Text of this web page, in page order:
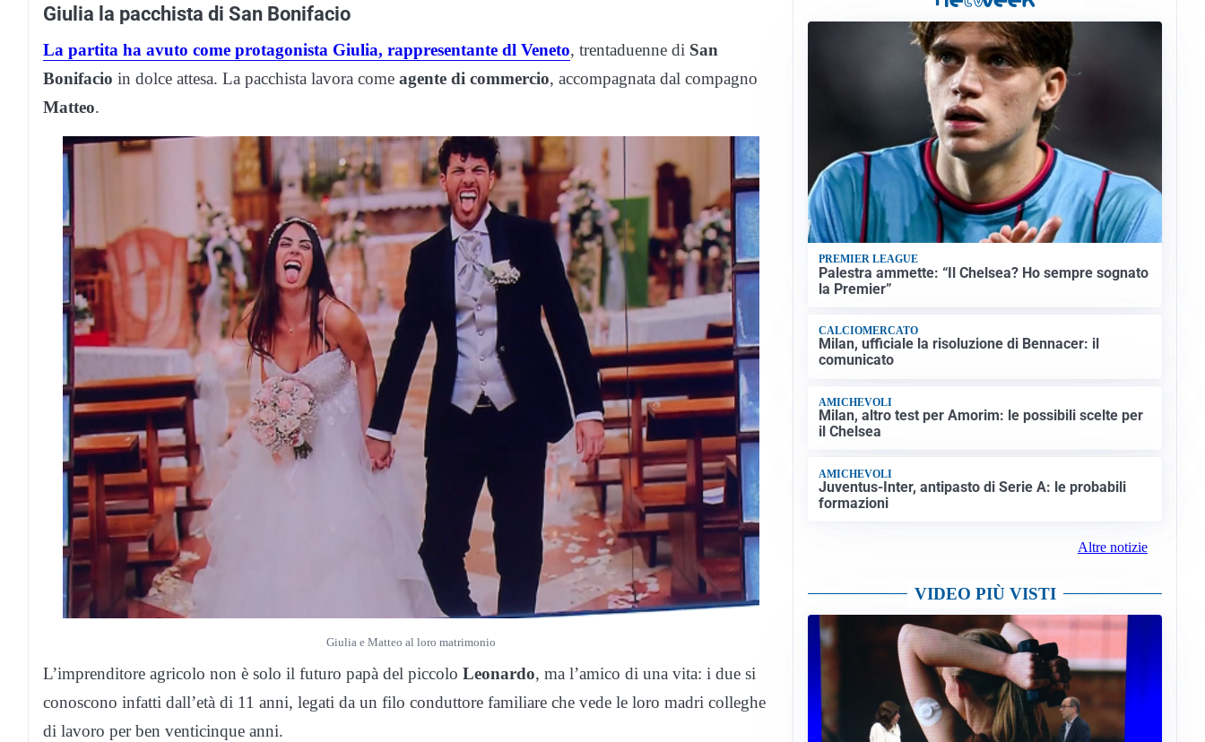
Giulia la pacchista di San Bonifacio
La partita ha avuto come protagonista Giulia, rappresentante dl Veneto, trentaduenne di San
Bonifacio in dolce attesa. La pacchista lavora come agente di commercio, accompagnata dal compagno
Matteo.
Giulia e Matteo al loro matrimonio
L’imprenditore agricolo non è solo il futuro papà del piccolo Leonardo, ma l’amico di una vita: i due si
conoscono infatti dall’età di 11 anni, legati da un filo conduttore familiare che vede le loro madri colleghe
di lavoro per ben venticinque anni.
PREMIER LEAGUE
Palestra ammette: “Il Chelsea? Ho sempre sognato
la Premier”
CALCIOMERCATO
Milan, ufficiale la risoluzione di Bennacer: il
comunicato
AMICHEVOLI
Milan, altro test per Amorim: le possibili scelte per
il Chelsea
AMICHEVOLI
Juventus-Inter, antipasto di Serie A: le probabili
formazioni
Altre notizie
VIDEO PIÙ VISTI